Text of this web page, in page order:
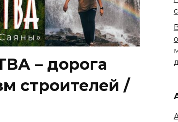
– дорога
строителей /